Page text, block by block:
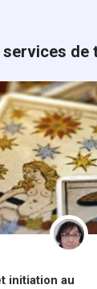
de
initiation au